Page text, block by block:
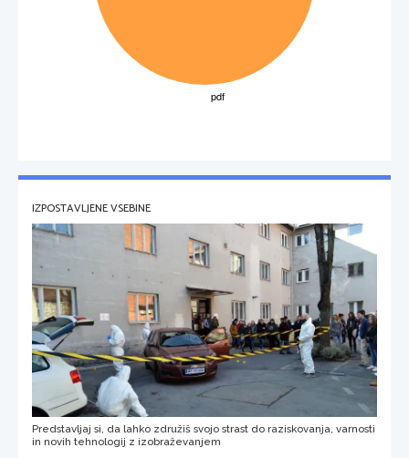
IZPOSTAVLJENE VSEBINE
Predstavljaj si, da lahko združiš svojo strast do raziskovanja, varnosti
in novih tehnologij z izobraževanjem